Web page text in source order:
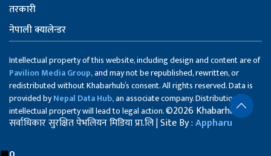
तरकारी
नेपाली क्यालेन्डर
Intellectual property of this website, including design and content are of
Pavilion Media Group,and may not be republished, rewritten, or
redistributed without Khabarhub’s consent. All rights reserved. Data is
provided byNepal Data Hub,an associate company. Distribution of
intellectual property will lead to legal action.©2026 Khabarhub
सर्वाधिकार सुरक्षित पेभलियन मिडिया प्रा.लि | Site By :Appharu